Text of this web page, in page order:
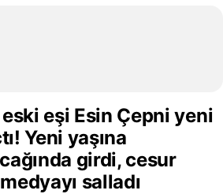
eski eşi Esin Çepni yeni
Yeni yaşına
girdi, cesur
salladı